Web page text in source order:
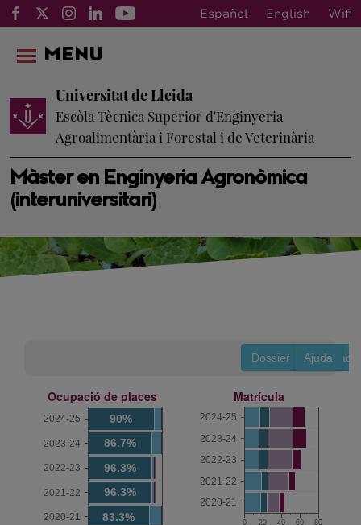
Español English Wifi
Màster en Enginyeria Agronòmica
(interuniversitari)
Universitat de Lleida
Escòla Tècnica Superior d'Enginyeria
Agroalimentària i Forestal i de Veterinària
MENU